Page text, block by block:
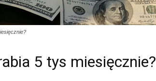
5 tys miesięcznie?